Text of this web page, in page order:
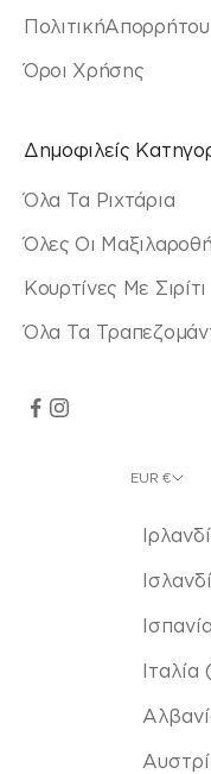
Όροι Χρήσης
Δημοφιλείς
Όλα Τα Ριχτάρια
Όλες Οι
Κουρτίνες Με Σιρίτι
Όλα Τα
EUR €